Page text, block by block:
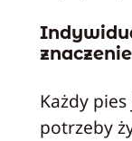
znaczenie
Każdy
potrzeby